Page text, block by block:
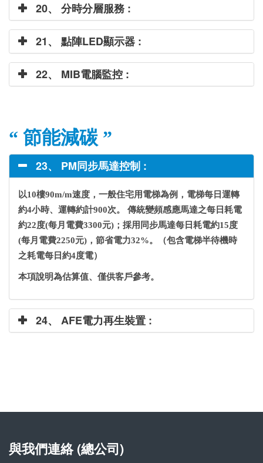
20、 分時分層服務 :
21、 點陣LED顯示器 :
22、 MIB電腦監控 :
“ 節能減碳 ”
23、 PM同步馬達控制 :
以10樓90m/m速度，一般住宅用電梯為例，電梯每日運轉
約4小時、運轉約計900次。 傳統變頻感應馬達之每日耗電
約22度(每月電費3300元)；採用同步馬達每日耗電約15度
(每月電費2250元)，節省電力32%。（包含電梯半待機時
之耗電每日約4度電）
本項說明為估算值、僅供客戶參考。
24、 AFE電力再生裝置 :
與我們連絡 (總公司)